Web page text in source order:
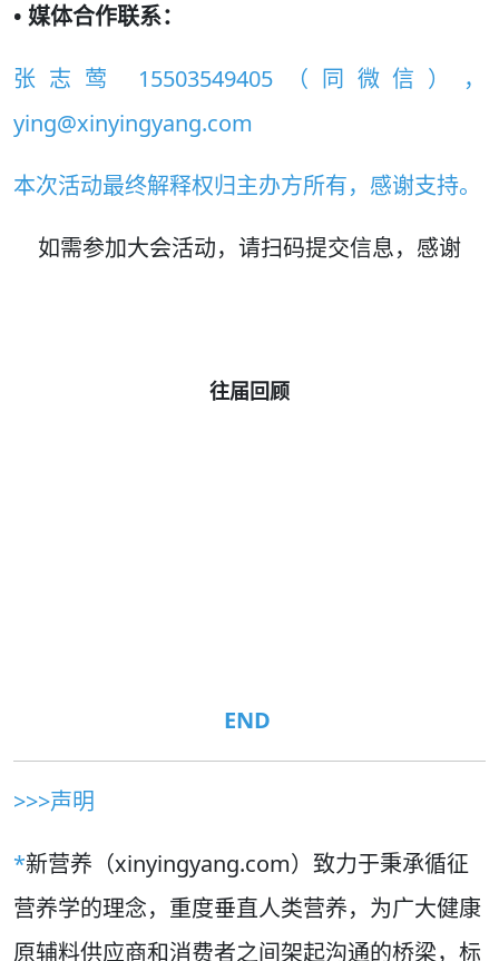
• 媒体合作联系：
张志莺 15503549405（同微信），
ying@xinyingyang.com
本次活动最终解释权归主办方所有，感谢支持。
如需参加大会活动，请扫码提交信息，感谢
往届回顾
END
>>>声明
*新营养（xinyingyang.com）致力于秉承循征
营养学的理念，重度垂直人类营养，为广大健康
原辅料供应商和消费者之间架起沟通的桥梁，标